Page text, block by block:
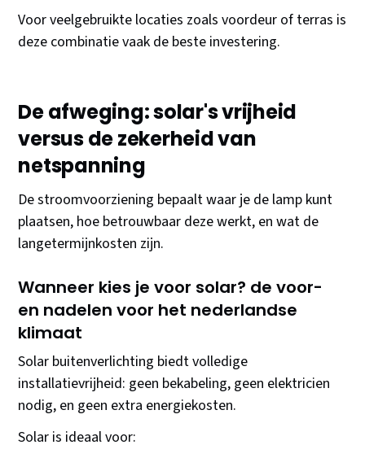
Voor veelgebruikte locaties zoals voordeur of terras is
deze combinatie vaak de beste investering.
De afweging: solar's vrijheid
versus de zekerheid van
netspanning
De stroomvoorziening bepaalt waar je de lamp kunt
plaatsen, hoe betrouwbaar deze werkt, en wat de
langetermijnkosten zijn.
Wanneer kies je voor solar? de voor-
en nadelen voor het nederlandse
klimaat
Solar buitenverlichting biedt volledige
installatievrijheid: geen bekabeling, geen elektricien
nodig, en geen extra energiekosten.
Solar is ideaal voor: